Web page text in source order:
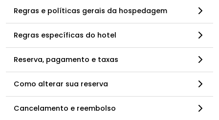
Regras e políticas gerais da hospedagem
Regras específicas do hotel
Reserva, pagamento e taxas
Como alterar sua reserva
Cancelamento e reembolso